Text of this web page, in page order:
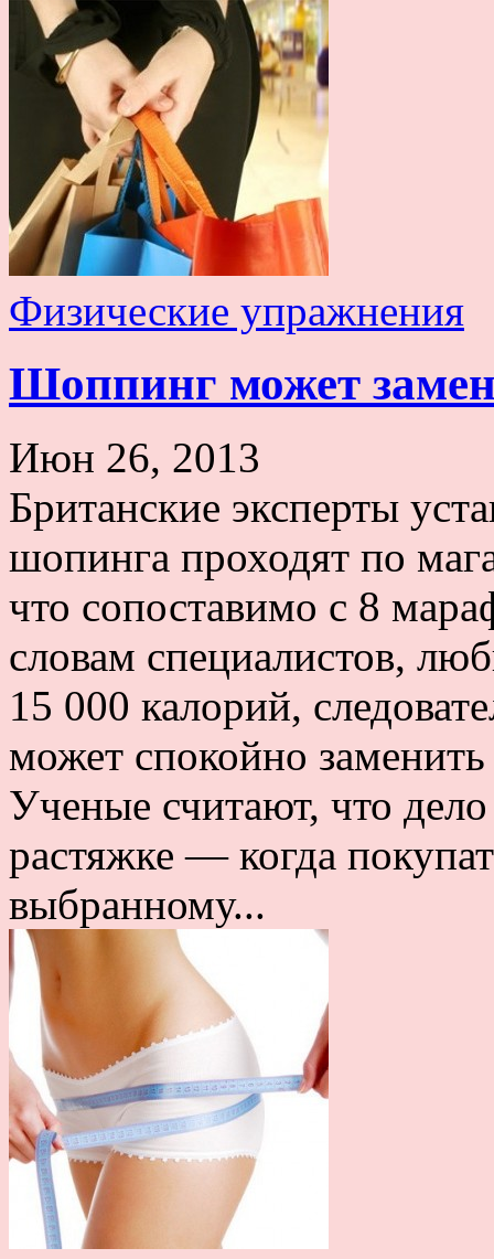
Физические упражнения
Шоппинг может
Июн 26, 2013
Британские эксперты
шопинга проходят по
что сопоставимо с 8
словам специалистов,
15 000 калорий,
может спокойно
Ученые считают, что
растяжке — когда
выбранному...